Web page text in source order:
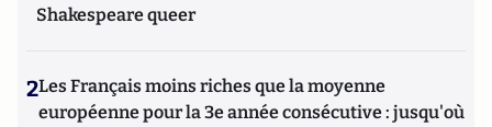
Shakespeare queer
2Les Français moins riches que la moyenne
européenne pour la 3e année consécutive : jusqu'où